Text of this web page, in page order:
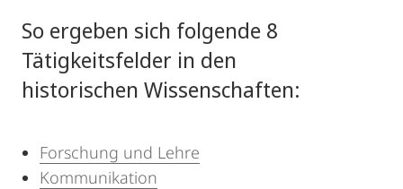
So ergeben sich folgende 8
Tätigkeitsfelder in den
historischen Wissenschaften:
Forschung und Lehre
Kommunikation